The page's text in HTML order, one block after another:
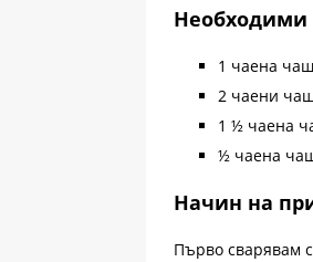
Необходими
1 чаена
2 чаени
1 ½ чаена
½ чаена
Начин на
Първо сварявам